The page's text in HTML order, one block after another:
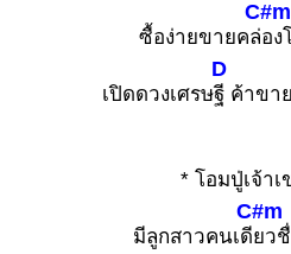
ซื้อง่ายขายคล่
C#m
อง
เปิดดวงเศรษ
D
ฐี ค้าขา
* โอมปู่เจ้าเ
มีลูกสาวคนเดี
C#m
ยว